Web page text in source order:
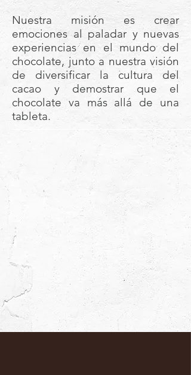
Nuestra misión es crear
emociones al paladar y nuevas
experiencias en el mundo del
chocolate, junto a nuestra visión
de diversificar la cultura del
cacao y demostrar que el
chocolate va más allá de una
tableta.